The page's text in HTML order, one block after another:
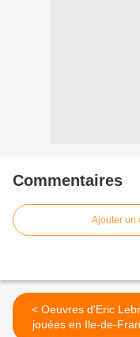
Commentaires
Ajouter un
< Oeuvres d'Eric Lebrun
jouées en Ile-de-